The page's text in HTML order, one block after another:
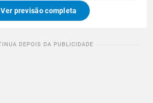
Ver previsão completa